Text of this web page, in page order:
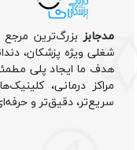
مدجابزبزرگ‌ترین مرجع
شغلی ویژه پزشکان،
هدف ما ایجاد پلی
مراکز درمانی،
سریع‌تر، دقیق‌تر و